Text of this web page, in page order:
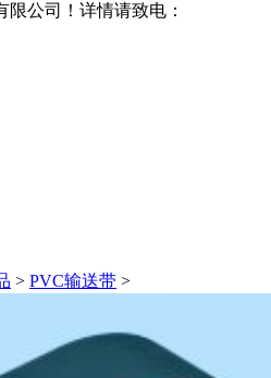
公司！ 详情请致电：
> PVC输送带 >